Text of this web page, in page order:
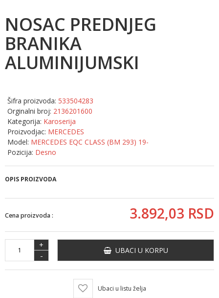
NOSAC PREDNJEG
BRANIKA
ALUMINIJUMSKI
Šifra proizvoda: 533504283
Orginalni broj: 2136201600
Kategorija: Karoserija
Proizvodjac: MERCEDES
Model: MERCEDES EQC CLASS (BM 293) 19-
Pozicija: Desno
OPIS PROIZVODA
Cena proizvoda : 3.892,03 RSD
+
-
UBACI U KORPU
Ubaci u listu želja